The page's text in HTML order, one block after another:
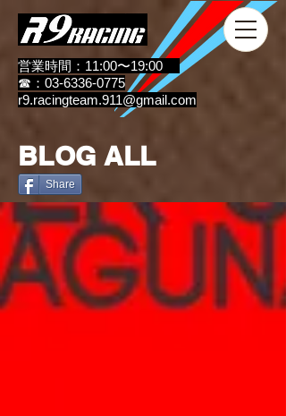
営業時間：11:00〜19:00
☎：03-6336-0775
r9.racingteam.911@gmail.com
BLOG ALL
Share